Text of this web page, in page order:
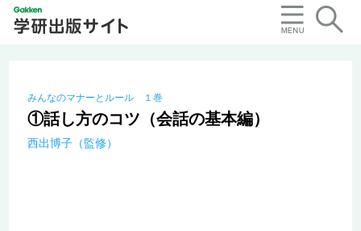
みんなのマナーとルール １巻
①話し方のコツ（会話の基本編）
西出博子（監修）